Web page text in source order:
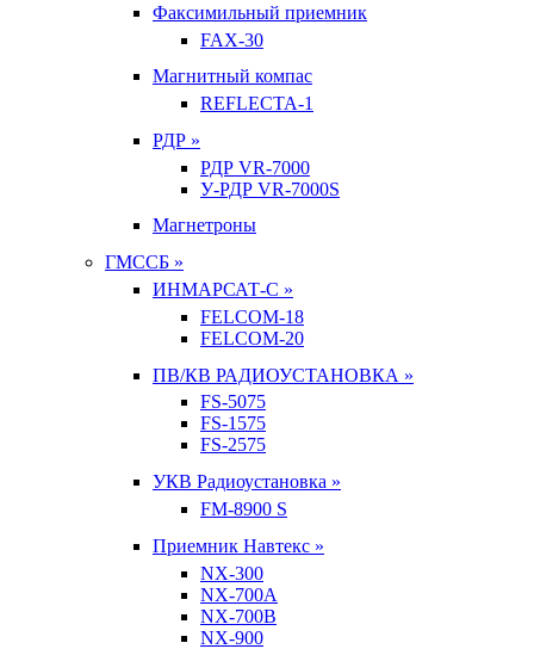
Факсимильный приемник
FAX-30
Магнитный компас
REFLECTA-1
РДР »
РДР VR-7000
У-РДР VR-7000S
Магнетроны
ГМССБ »
ИНМАРСАТ-С »
FELCOM-18
FELCOM-20
ПВ/КВ РАДИОУСТАНОВКА »
FS-5075
FS-1575
FS-2575
УКВ Радиоустановка »
FM-8900 S
Приемник Навтекс »
NX-300
NX-700A
NX-700B
NX-900